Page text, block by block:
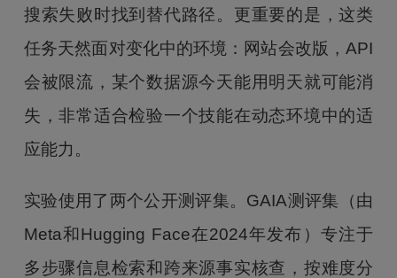
搜索失败时找到替代路径。更重要的是，这类
任务天然面对变化中的环境：网站会改版，API
会被限流，某个数据源今天能用明天就可能消
失，非常适合检验一个技能在动态环境中的适
应能力。
实验使用了两个公开测评集。GAIA测评集（由
Meta和Hugging Face在2024年发布）专注于
多步骤信息检索和跨来源事实核查，按难度分